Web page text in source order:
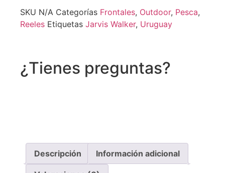
SKU N/A Categorías Frontales, Outdoor, Pesca,
Reeles Etiquetas Jarvis Walker, Uruguay
¿Tienes preguntas?
Descripción Información adicional